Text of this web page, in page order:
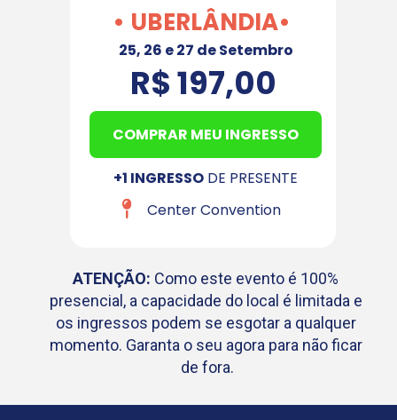
• UBERLÂNDIA•
25, 26 e 27 de Setembro
R$ 197,00
COMPRAR MEU INGRESSO
+1 INGRESSO DE PRESENTE
Center Convention
ATENÇÃO: Como este evento é 100%
presencial, a capacidade do local é limitada e
os ingressos podem se esgotar a qualquer
momento. Garanta o seu agora para não ficar
de fora.